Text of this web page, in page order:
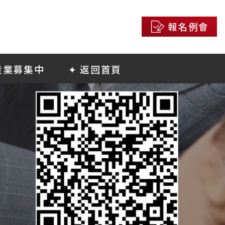
報名例會
募集中 ✦ 返回首頁